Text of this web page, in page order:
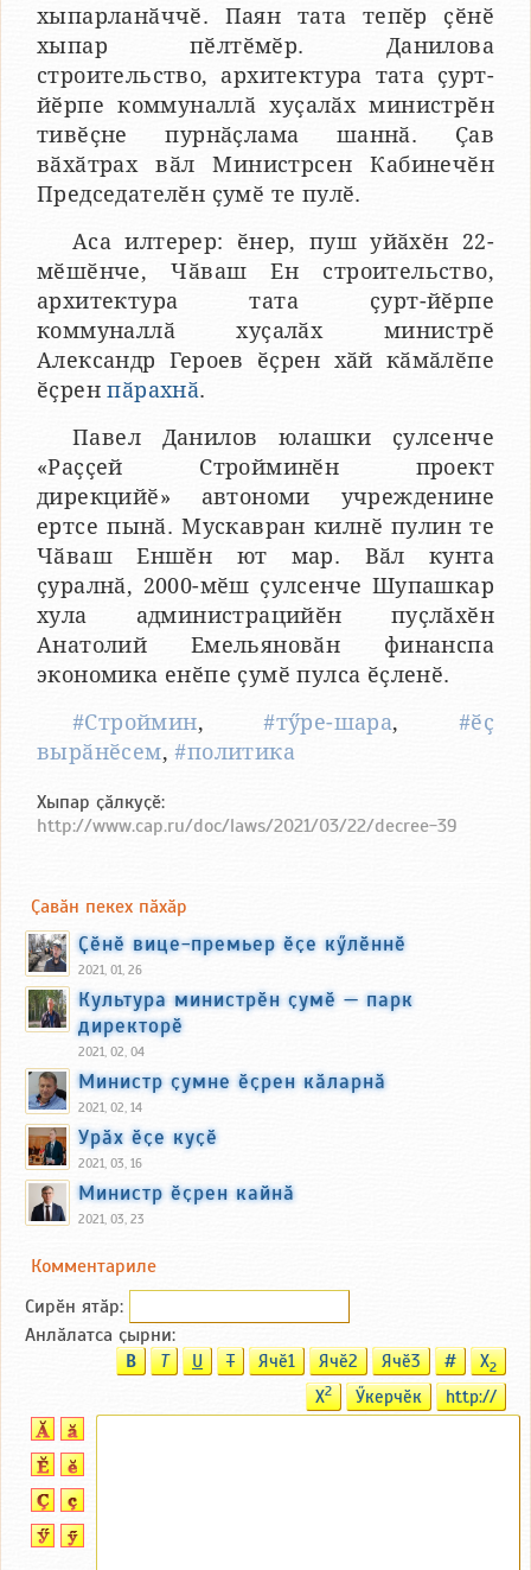
хыпарланӑччӗ. Паян тата тепӗр ҫӗнӗ
хыпар пӗлтӗмӗр. Данилова
строительство, архитектура тата ҫурт-
йӗрпе коммуналлӑ хуҫалӑх министрӗн
тивӗҫне пурнӑҫлама шаннӑ. Ҫав
вӑхӑтрах вӑл Министрсен Кабинечӗн
Председателӗн ҫумӗ те пулӗ.
Аса илтерер: ӗнер, пуш уйӑхӗн 22-
мӗшӗнче, Чӑваш Ен строительство,
архитектура тата ҫурт-йӗрпе
коммуналлӑ хуҫалӑх министрӗ
Александр Героев ӗҫрен хӑй кӑмӑлӗпе
ӗҫренпӑрахнӑ.
Павел Данилов юлашки ҫулсенче
«Раҫҫей Стройминӗн проект
дирекцийӗ» автономи учрежденине
ертсе пынӑ. Мускавран килнӗ пулин те
Чӑваш Еншӗн ют мар. Вӑл кунта
ҫуралнӑ, 2000-мӗш ҫулсенче Шупашкар
хула администрацийӗн пуҫлӑхӗн
Анатолий Емельяновӑн финанспа
экономика енӗпе ҫумӗ пулса ӗҫленӗ.
#Строймин,#тӳре-шара, #ӗҫ
вырӑнӗсем,#политика
Хыпар ҫӑлкуҫӗ:
http://www.cap.ru/doc/laws/2021/03/22/decree-39
Ҫавӑн пекех пӑхӑр
Ҫӗнӗ вице-премьер ӗҫе кӳлӗннӗ
2021, 01, 26
Культура министрӗн ҫумӗ — парк
директорӗ
2021, 02, 04
Министр ҫумне ӗҫрен кӑларнӑ
2021, 02, 14
Урӑх ӗҫе куҫӗ
2021, 03, 16
Министр ӗҫрен кайнӑ
2021, 03, 23
Комментариле
Сирӗн ятӑp:
Анлӑлатса ҫырни:
B T U T Ячӗ1 Ячӗ2 Ячӗ3 # X2
X2 Ӳкерчӗк http://